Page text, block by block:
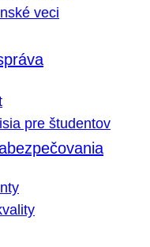
veci
pre študentov